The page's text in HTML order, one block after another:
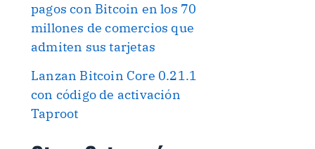
pagos con Bitcoin en los 70
millones de comercios que
admiten sus tarjetas
Lanzan Bitcoin Core 0.21.1
con código de activación
Taproot